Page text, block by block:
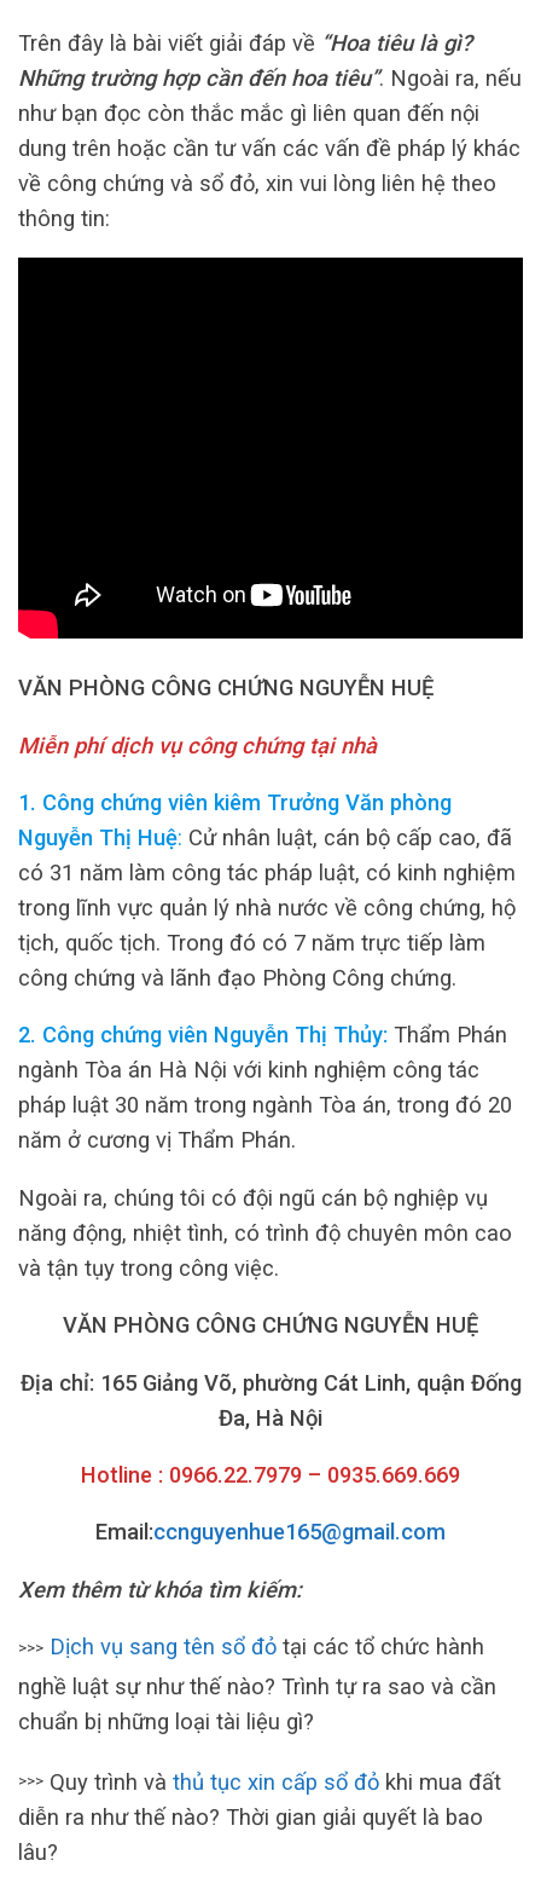
Trên đây là bài viết giải đáp về “Hoa tiêu là gì?
Những trường hợp cần đến hoa tiêu”. Ngoài ra, nếu
như bạn đọc còn thắc mắc gì liên quan đến nội
dung trên hoặc cần tư vấn các vấn đề pháp lý khác
về công chứng và sổ đỏ, xin vui lòng liên hệ theo
thông tin:
VĂN PHÒNG CÔNG CHỨNG NGUYỄN HUỆ
Miễn phí dịch vụ công chứng tại nhà
1. Công chứng viên kiêm Trưởng Văn phòng
Nguyễn Thị Huệ: Cử nhân luật, cán bộ cấp cao, đã
có 31 năm làm công tác pháp luật, có kinh nghiệm
trong lĩnh vực quản lý nhà nước về công chứng, hộ
tịch, quốc tịch. Trong đó có 7 năm trực tiếp làm
công chứng và lãnh đạo Phòng Công chứng.
2. Công chứng viên Nguyễn Thị Thủy: Thẩm Phán
ngành Tòa án Hà Nội với kinh nghiệm công tác
pháp luật 30 năm trong ngành Tòa án, trong đó 20
năm ở cương vị Thẩm Phán.
Ngoài ra, chúng tôi có đội ngũ cán bộ nghiệp vụ
năng động, nhiệt tình, có trình độ chuyên môn cao
và tận tụy trong công việc.
VĂN PHÒNG CÔNG CHỨNG NGUYỄN HUỆ
Địa chỉ: 165 Giảng Võ, phường Cát Linh, quận Đống
Đa, Hà Nội
Hotline : 0966.22.7979 – 0935.669.669
Email:ccnguyenhue165@gmail.com
Xem thêm từ khóa tìm kiếm:
>>> Dịch vụ sang tên sổ đỏ tại các tổ chức hành
nghề luật sự như thế nào? Trình tự ra sao và cần
chuẩn bị những loại tài liệu gì?
>>> Quy trình và thủ tục xin cấp sổ đỏ khi mua đất
diễn ra như thế nào? Thời gian giải quyết là bao
lâu?